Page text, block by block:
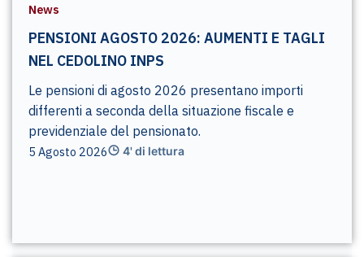
News
PENSIONI AGOSTO 2026: AUMENTI E TAGLI
NEL CEDOLINO INPS
Le pensioni di agosto 2026 presentano importi
differenti a seconda della situazione fiscale e
previdenziale del pensionato.
5 Agosto 2026 4' di lettura